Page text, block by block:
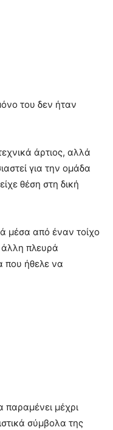
του δεν ήταν
άρτιος, αλλά
για την ομάδα
θέση στη δική
μέσα από έναν τοίχο
άλλη πλευρά
που ήθελε να
παραμένει μέχρι
σύμβολα της